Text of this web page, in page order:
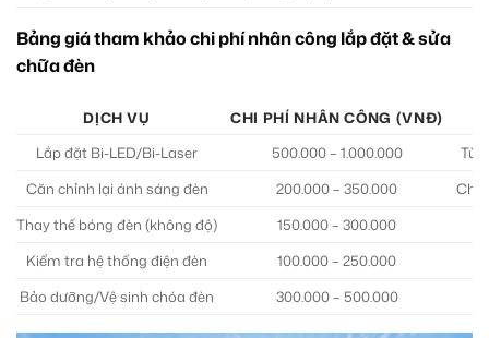
Bảng giá tham khảo chi phí nhân công lắp đặt & sửa
chữa đèn
DỊCH VỤ
CHI PHÍ NHÂN CÔNG (VNĐ)
Lắp đặt Bi-LED/Bi-Laser
500.000 – 1.000.000
Tùy
Căn chỉnh lại ánh sáng đèn
200.000 – 350.000
Chỉ
Thay thế bóng đèn (không độ)
150.000 – 300.000
Kiểm tra hệ thống điện đèn
100.000 – 250.000
Bảo dưỡng/Vệ sinh chóa đèn
300.000 – 500.000